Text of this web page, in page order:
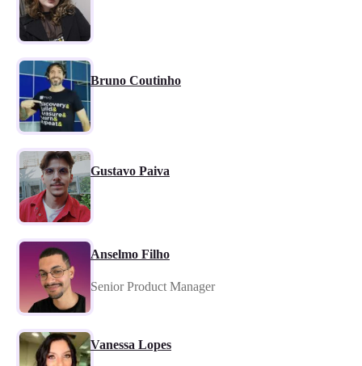
Bruno Coutinho
Gustavo Paiva
Anselmo Filho
Senior Product Manager
Vanessa Lopes